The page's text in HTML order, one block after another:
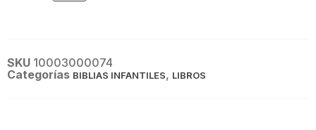
SKU 10003000074
Categorías BIBLIAS INFANTILES, LIBROS